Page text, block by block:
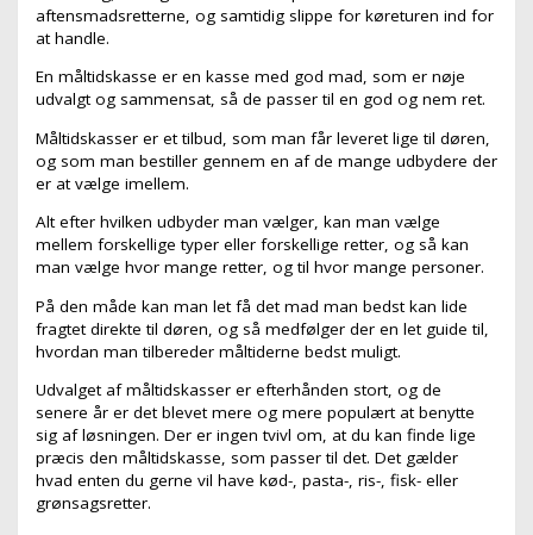
aftensmadsretterne, og samtidig slippe for køreturen ind for
at handle.
En måltidskasse er en kasse med god mad, som er nøje
udvalgt og sammensat, så de passer til en god og nem ret.
Måltidskasser er et tilbud, som man får leveret lige til døren,
og som man bestiller gennem en af de mange udbydere der
er at vælge imellem.
Alt efter hvilken udbyder man vælger, kan man vælge
mellem forskellige typer eller forskellige retter, og så kan
man vælge hvor mange retter, og til hvor mange personer.
På den måde kan man let få det mad man bedst kan lide
fragtet direkte til døren, og så medfølger der en let guide til,
hvordan man tilbereder måltiderne bedst muligt.
Udvalget af måltidskasser er efterhånden stort, og de
senere år er det blevet mere og mere populært at benytte
sig af løsningen. Der er ingen tvivl om, at du kan finde lige
præcis den måltidskasse, som passer til det. Det gælder
hvad enten du gerne vil have kød-, pasta-, ris-, fisk- eller
grønsagsretter.